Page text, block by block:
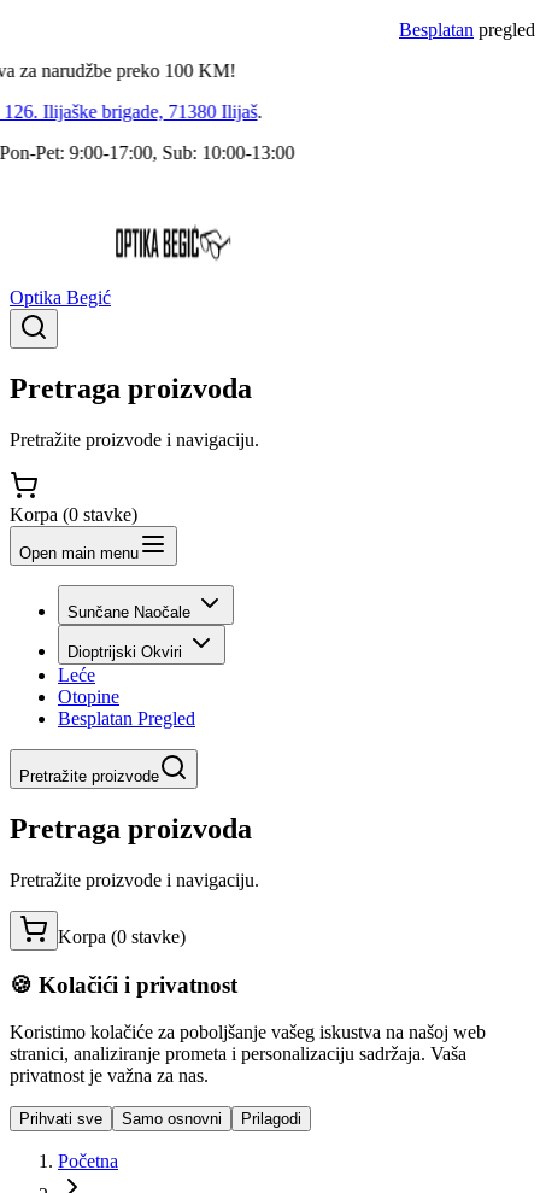
Besplatan pregled
narudžbe preko 100KM!
Ilijaške brigade, 71380 Ilijaš.
9:00-17:00, Sub: 10:00-13:00
Optika Begić
Pretraga proizvoda
Pretražite proizvode i navigaciju.
Korpa (0 stavke)
Open main menu
Sunčane Naočale
Dioptrijski Okviri
Leće
Otopine
Besplatan Pregled
Pretražite proizvode
Pretraga proizvoda
Pretražite proizvode i navigaciju.
Korpa (0 stavke)
🍪 Kolačići i privatnost
Koristimo kolačiće za poboljšanje vašeg iskustva na našoj web
stranici, analiziranje prometa i personalizaciju sadržaja. Vaša
privatnost je važna za nas.
Prihvati sve Samo osnovni Prilagodi
Početna